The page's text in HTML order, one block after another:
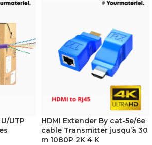
UTP
HDMI Extender By cat-5e/6e
cable Transmitter jusqu’à 30
m 1080P 2K 4 K